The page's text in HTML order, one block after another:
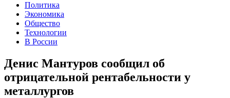
Политика
Экономика
Общество
Технологии
В России
Денис Мантуров сообщил об
отрицательной рентабельности у
металлургов